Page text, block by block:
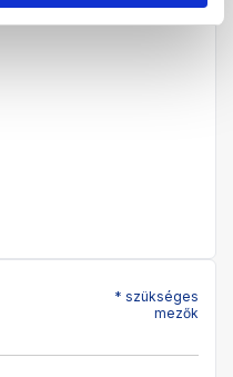
* szükséges
mezők